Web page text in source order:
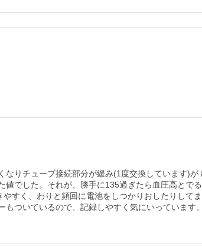
りチューブ接続部分が緩み(1度交換しています)
でした。それが、勝手に135過ぎたら血圧高とで
すく、わりと頻回に電池をしつかりおしたりしてま
ついているので、記録しやすく気にいっていま